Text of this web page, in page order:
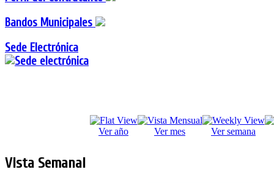
Bandos Municipales
Sede Electrónica
Ver año Ver mes Ver semana
Vista Semanal